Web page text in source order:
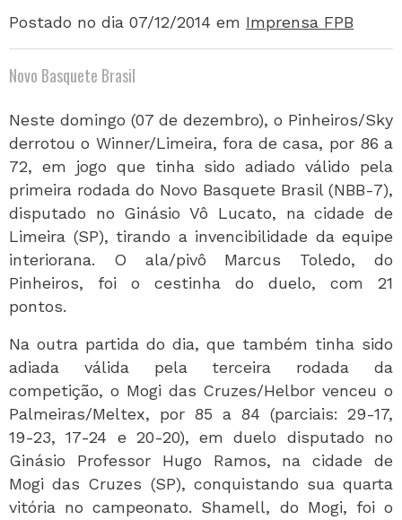
Postado no dia 07/12/2014 em Imprensa FPB
Novo Basquete Brasil
Neste domingo (07 de dezembro), o Pinheiros/Sky
derrotou o Winner/Limeira, fora de casa, por 86 a
72, em jogo que tinha sido adiado válido pela
primeira rodada do Novo Basquete Brasil (NBB-7),
disputado no Ginásio Vô Lucato, na cidade de
Limeira (SP), tirando a invencibilidade da equipe
interiorana. O ala/pivô Marcus Toledo, do
Pinheiros, foi o cestinha do duelo, com 21
pontos.
Na outra partida do dia, que também tinha sido
adiada válida pela terceira rodada da
competição, o Mogi das Cruzes/Helbor venceu o
Palmeiras/Meltex, por 85 a 84 (parciais: 29-17,
19-23, 17-24 e 20-20), em duelo disputado no
Ginásio Professor Hugo Ramos, na cidade de
Mogi das Cruzes (SP), conquistando sua quarta
vitória no campeonato. Shamell, do Mogi, foi o